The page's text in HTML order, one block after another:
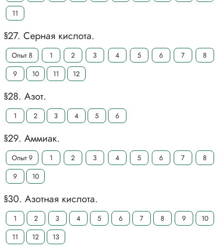
11
§27. Серная кислота.
Опыт 8 1 2 3 4 5 6 7
8
9
10 11 12
§28. Азот.
1 2 3 4 5 6
§29. Аммиак.
Опыт 9 1 2 3 4 5 6 7
8
9
10
§30. Азотная кислота.
1 2 3 4 5 6 7 8 9
10
11
12 13